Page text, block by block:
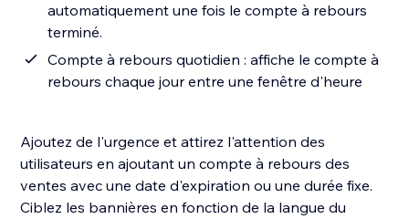
automatiquement une fois le compte à rebours
terminé.
Compte à rebours quotidien : affiche le compte à
rebours chaque jour entre une fenêtre d'heure
Ajoutez de l'urgence et attirez l'attention des
utilisateurs en ajoutant un compte à rebours des
ventes avec une date d'expiration ou une durée fixe.
Ciblez les bannières en fonction de la langue du